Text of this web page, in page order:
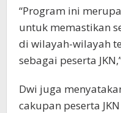
“Program ini
untuk memastikan
di wilayah-wilayah
sebagai peserta
Dwi juga
cakupan peserta